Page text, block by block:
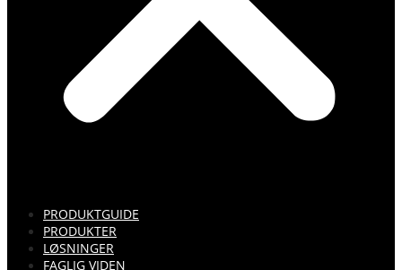
PRODUKTGUIDE
PRODUKTER
LØSNINGER
FAGLIG VIDEN